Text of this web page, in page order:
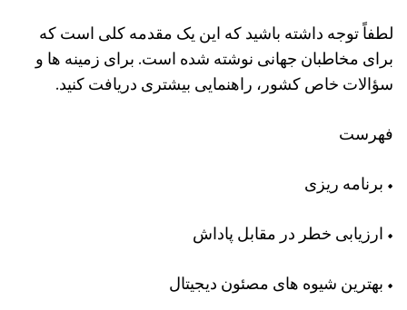
لطفاً توجه داشته باشید که این یک مقدمه کلی است که
برای مخاطبان جهانی نوشته شده است. برای زمینه‌ ها و
سؤالات خاص کشور، راهنمایی بیشتری دریافت کنید.
فهرست
• برنامه ریزی
• ارزیابی خطر در مقابل پاداش
• بهترین شیوه های مصئون دیجیتال